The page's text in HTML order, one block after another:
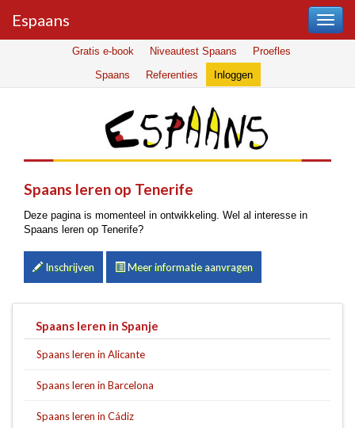
Espaans
Gratis e-book Niveautest Spaans
Proefles
Spaans
Referenties Inloggen
Spaans leren op Tenerife
Deze pagina is momenteel in ontwikkeling. Wel al interesse in
Spaans leren op Tenerife?
Inschrijven Meer informatie aanvragen
Spaans leren in Spanje
Spaans leren in Alicante
Spaans leren in Barcelona
Spaans leren in Cádiz